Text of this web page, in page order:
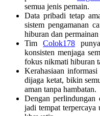
semua jenis pemain.
Data pribadi tetap
sistem pengamanan
hiburan dan
TimColok178
konsisten menjaga
fokus nikmati hiburan
Kerahasiaan
dijaga ketat, bikin
aman tanpa hambatan.
Dengan
jadi tempat terpercaya